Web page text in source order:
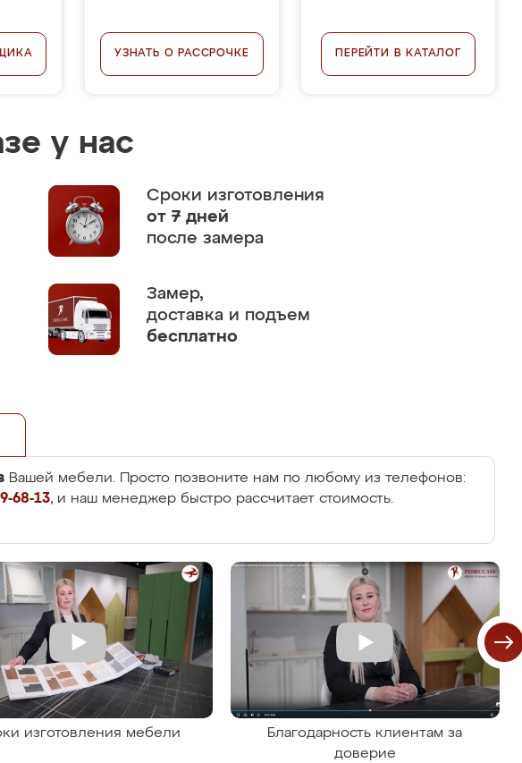
УЗНАТЬ О РАССРОЧКЕ ПЕРЕЙТИ В КАТАЛОГ
у нас
Сроки изготовления
от 7 дней
после замера
Замер,
доставка и подъем
бесплатно
Вашей мебели. Просто позвоните нам по любому из телефонов:
68-13, и наш менеджер быстро рассчитает стоимость.
изготовления мебели
Благодарность клиентам за
доверие